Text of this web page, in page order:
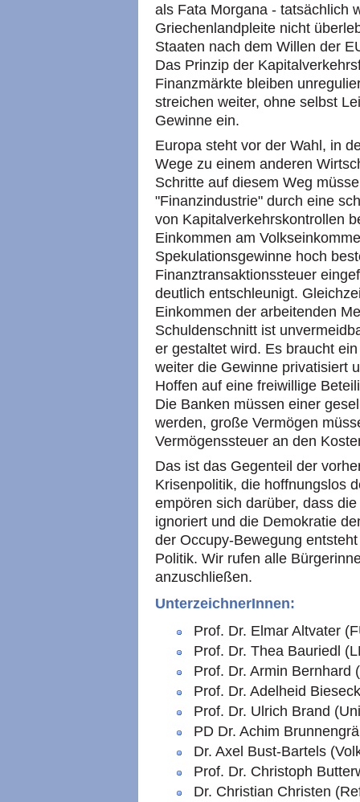
als Fata Morgana - tatsächlich
Griechenlandpleite nicht
Staaten nach dem Willen der
Das Prinzip der
Finanzmärkte bleiben
streichen weiter, ohne selbst
Gewinne ein.
Europa steht vor der Wahl, in
Wege zu einem anderen
Schritte auf diesem Weg
"Finanzindustrie" durch eine
von Kapitalverkehrskontrollen
Einkommen am
Spekulationsgewinne hoch
Finanztransaktionssteuer
deutlich entschleunigt.
Einkommen der arbeitenden
Schuldenschnitt ist
er gestaltet wird. Es braucht
weiter die Gewinne privatisiert
Hoffen auf eine freiwillige
Die Banken müssen einer
werden, große Vermögen
Vermögenssteuer an den
Das ist das Gegenteil der
Krisenpolitik, die hoffnungslos
empören sich darüber, dass
ignoriert und die Demokratie
der Occupy-Bewegung
Politik. Wir rufen alle
anzuschließen.
UnterzeichnerInnen:
Prof. Dr. Elmar Altvater
Prof. Dr. Thea Bauriedl
Prof. Dr. Armin Bernhard
Prof. Dr. Adelheid
Prof. Dr. Ulrich Brand
PD Dr. Achim
Dr. Axel Bust-Bartels
Prof. Dr. Christoph
Dr. Christian Christen